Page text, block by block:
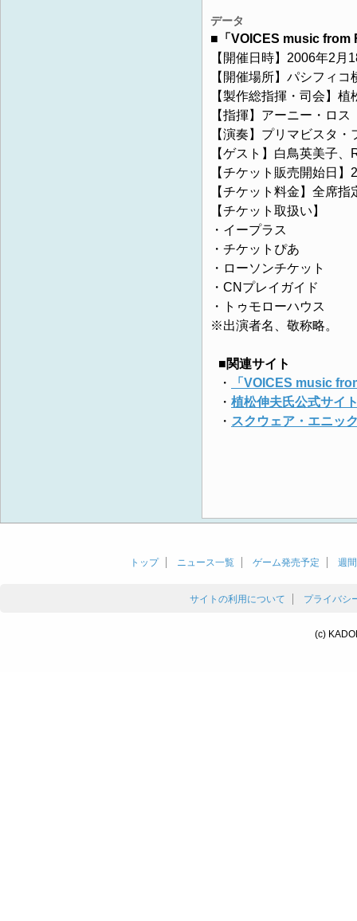
データ
■「VOICES music from
【開催日時】2006年2
【開催場所】パシフィ
【製作総指揮・司会】植
【指揮】アーニー・ロス
【演奏】プリマビスタ
【ゲスト】白鳥英美子
【チケット販売開始日
【チケット料金】全席
【チケット取扱い】
・イープラス
・チケットぴあ
・ローソンチケット
・CNプレイガイド
・トゥモローハウス
※出演者名、敬称略。
■関連サイト
・
「VOICES music
・ 植松伸夫氏公式サイ
・ スクウェア・エニッ
トップ ニュース一覧 ゲーム発売予定 週
サイトの利用について プライバシ
(c)